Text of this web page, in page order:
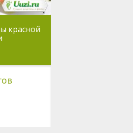
красной